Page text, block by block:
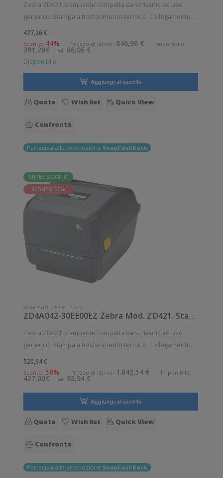
Zebra ZD421 Stampante compatta da scrivania ad uso
generico. Stampa a trasferimento termico. Collegamento
wireless senza fili. Velocità di stampa: 152 mm/sec
Risoluzione di stampa: 8 dot/mm Wireless: Presente
Supporto di stampa: Braccialetti,
477,26 €
Sconto: 44% Prezzo di listino: 846,96 € Imponibile:
391,20€ Iva: 86,06 €
Disponibile
Aggiungi al carrello
Quota Wish list Quick View
Confronta
Partecipa alla promozione SnapCashBack
SUPER SCONTO
SCONTO 50%
STAMPANTI - ZEBRA - ZD421
ZD4A042-30EE00EZ Zebra Mod. ZD421. Stampante di etichette.
Zebra ZD421 Stampante compatta da scrivania ad uso
generico. Stampa a trasferimento termico. Collegamento
Risoluzione di stampa: 8 dot/mm Wireless: Presente
Supporto di stampa: Braccialetti,
520,94 €
Sconto: 50% Prezzo di listino: 1.042,54 € Imponibile:
427,00€ Iva: 93,94 €
Aggiungi al carrello
Quota Wish list Quick View
Confronta
Partecipa alla promozione SnapCashBack